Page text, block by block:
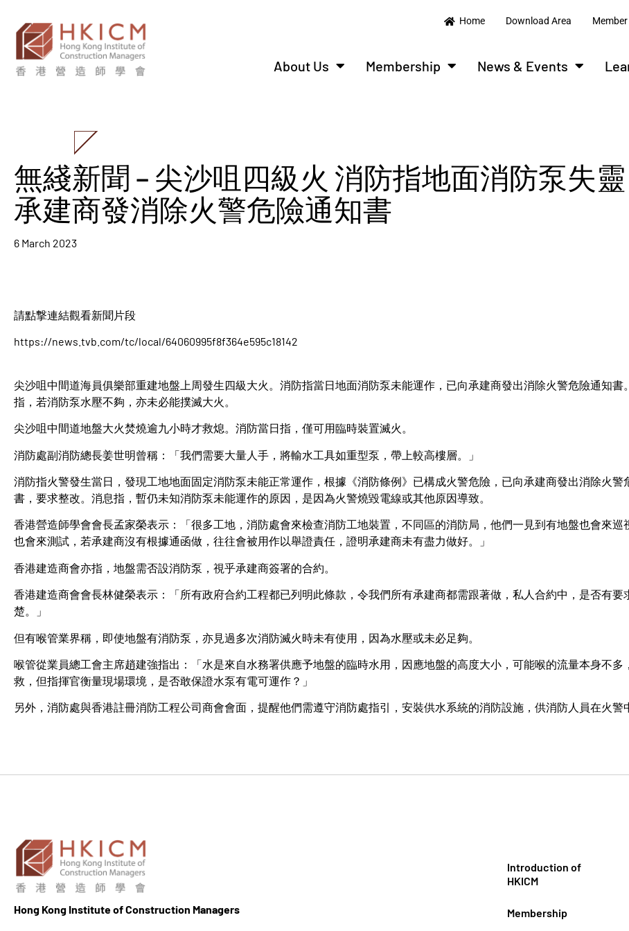
Home Download Area
About Us Membership News & Events
無綫新聞 – 尖沙咀四級火 消防指地面消防泵失靈
承建商發消除火警危險通知書
6 March 2023
請點撃連結觀看新聞片段
https://news.tvb.com/tc/local/64060995f8f364e595c18142
尖沙咀中間道海員俱樂部重建地盤上周發生四級大火。消防指當日地面消防泵未能運作，已向承建商發出消除火警危險通知書
指，若消防泵水壓不夠，亦未必能撲滅大火。
尖沙咀中間道地盤大火焚燒逾九小時才救熄。消防當日指，僅可用臨時裝置滅火。
消防處副消防總長姜世明曾稱：「我們需要大量人手，將輸水工具如重型泵，帶上較高樓層。」
消防指火警發生當日，發現工地地面固定消防泵未能正常運作，根據《消防條例》已構成火警危險，已向承建商發出消除火警
書，要求整改。消息指，暫仍未知消防泵未能運作的原因，是因為火警燒毀電線或其他原因導致。
香港營造師學會會長孟家榮表示：「很多工地，消防處會來檢查消防工地裝置，不同區的消防局，他們一見到有地盤也會來巡
也會來測試，若承建商沒有根據通函做，往往會被用作以舉證責任，證明承建商未有盡力做好。」
香港建造商會亦指，地盤需否設消防泵，視乎承建商簽署的合約。
香港建造商會會長林健榮表示：「所有政府合約工程都已列明此條款，令我們所有承建商都需跟著做，私人合約中，是否有要
楚。」
但有喉管業界稱，即使地盤有消防泵，亦見過多次消防滅火時未有使用，因為水壓或未必足夠。
喉管從業員總工會主席趙建強指出：「水是來自水務署供應予地盤的臨時水用，因應地盤的高度大小，可能喉的流量本身不多
救，但指揮官衡量現場環境，是否敢保證水泵有電可運作？」
另外，消防處與香港註冊消防工程公司商會會面，提醒他們需遵守消防處指引，安裝供水系統的消防設施，供消防人員在火警
Hong Kong Institute of Construction Managers
Introduction of
HKICM
Membership